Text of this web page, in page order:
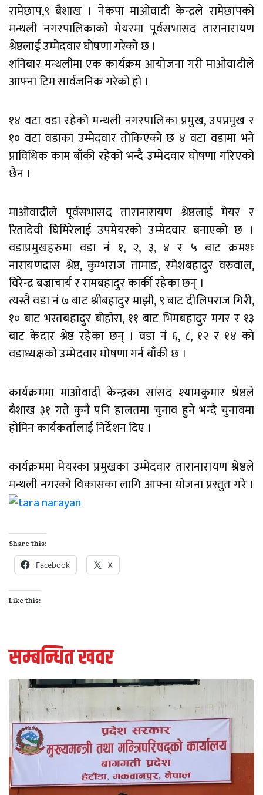
रामेछाप,९ बैशाख । नेकपा माओवादी केन्द्रले रामेछापको
मन्थली नगरपालिकाको मेयरमा पूर्वसभासद तारानारायण
श्रेष्ठलाई उम्मेदवार घोषणा गरेको छ ।
शनिबार मन्थलीमा एक कार्यक्रम आयोजना गरी माओवादीले
आफ्ना टिम सार्वजनिक गरेको हो ।
१४ वटा वडा रहेको मन्थली नगरपालिका प्रमुख, उपप्रमुख र
१० वटा वडाका उम्मेदवार तोकिएको छ ४ वटा वडामा भने
प्राविधिक काम बाँकी रहेको भन्दै उम्मेदवार घोषणा गरिएको
छैन ।
माओवादीले पूर्वसभासद तारानारायण श्रेष्ठलाई मेयर र
रितादेवी घिमिरेलाई उपमेयरको उम्मेदवार बनाएको छ ।
वडाप्रमुखहरुमा वडा नं १, २, ३, ४ र ५ बाट क्रमशः
नारायणदास श्रेष्ठ, कुम्भराज तामाङ, रमेशबहादुर वरुवाल,
विरेन्द्र बज्राचार्य र रामबहादुर कार्की रहेका छन् ।
त्यस्तै वडा नं ७ बाट श्रीबहादुर माझी, ९ बाट दीलिपराज गिरी,
१० बाट भरतबहादुर बोहोरा, ११ बाट भिमबहादुर मगर र १३
बाट केदार श्रेष्ठ रहेका छन् । वडा नं ६, ८, १२ र १४ को
वडाध्यक्षको उम्मेदवार घोषणा गर्न बाँकी छ ।
कार्यक्रममा माओवादी केन्द्रका सांसद श्यामकुमार श्रेष्ठले
बैशाख ३१ गते कुनै पनि हालतमा चुनाव हुने भन्दै चुनावमा
होमिन कार्यकर्तालाई निर्देशन दिए ।
कार्यक्रममा मेयरका प्रमुखका उम्मेदवार तारानारायण श्रेष्ठले
मन्थली नगरको विकासका लागि आफ्ना योजना प्रस्तुत गरे ।
Share this:
Facebook X
Like this:
सम्बन्धित खवर